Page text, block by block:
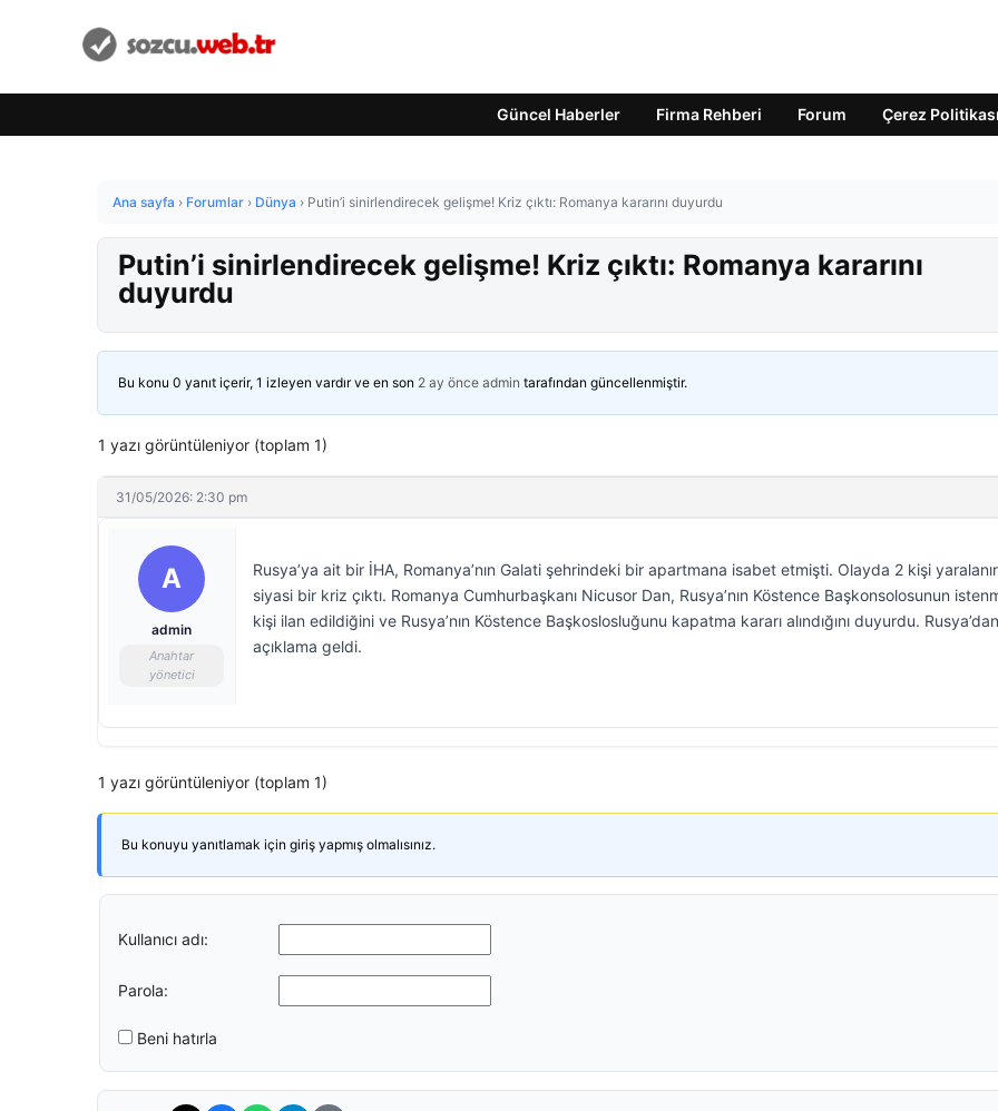
Güncel Haberler Firma Rehberi Forum Çerez Politikası
Ana sayfa › Forumlar › Dünya › Putin’i sinirlendirecek gelişme! Kriz çıktı: Romanya kararını duyurdu
Putin’i sinirlendirecek gelişme! Kriz çıktı: Romanya kararını
duyurdu
Bu konu 0 yanıt içerir, 1 izleyen vardır ve en son 2 ay önce admin tarafından güncellenmiştir.
1 yazı görüntüleniyor (toplam 1)
31/05/2026: 2:30 pm
A
admin
Anahtar
yönetici
Rusya’ya ait bir İHA, Romanya’nın Galati şehrindeki bir apartmana isabet etmişti. Olayda 2 kişi
siyasi bir kriz çıktı. Romanya Cumhurbaşkanı Nicusor Dan, Rusya’nın Köstence Başkonsolosunun
kişi ilan edildiğini ve Rusya’nın Köstence Başkoslosluğunu kapatma kararı alındığını duyurdu.
açıklama geldi.
1 yazı görüntüleniyor (toplam 1)
Bu konuyu yanıtlamak için giriş yapmış olmalısınız.
Kullanıcı adı:
Parola:
Beni hatırla